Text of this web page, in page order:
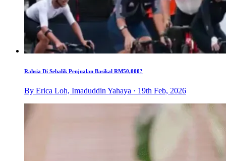
Rahsia Di Sebalik Penjualan Basikal RM50,000?
By Erica Loh, Imaduddin Yahaya · 19th Feb, 2026